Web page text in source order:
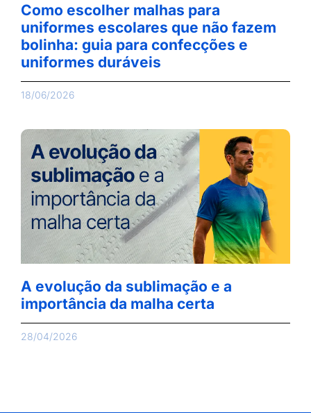
Como escolher malhas para
uniformes escolares que não fazem
bolinha: guia para confecções e
uniformes duráveis
18/06/2026
A evolução da sublimação e a
importância da malha certa
28/04/2026